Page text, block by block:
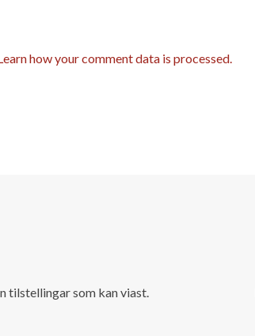
how your comment data is processed.
tilstellingar som kan viast.